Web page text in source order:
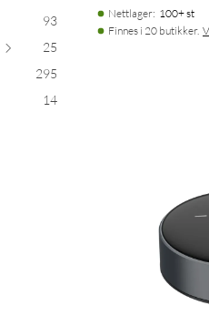
93
25
295
14
Nettlager: 100+ st
Finnes i 20 butikker.